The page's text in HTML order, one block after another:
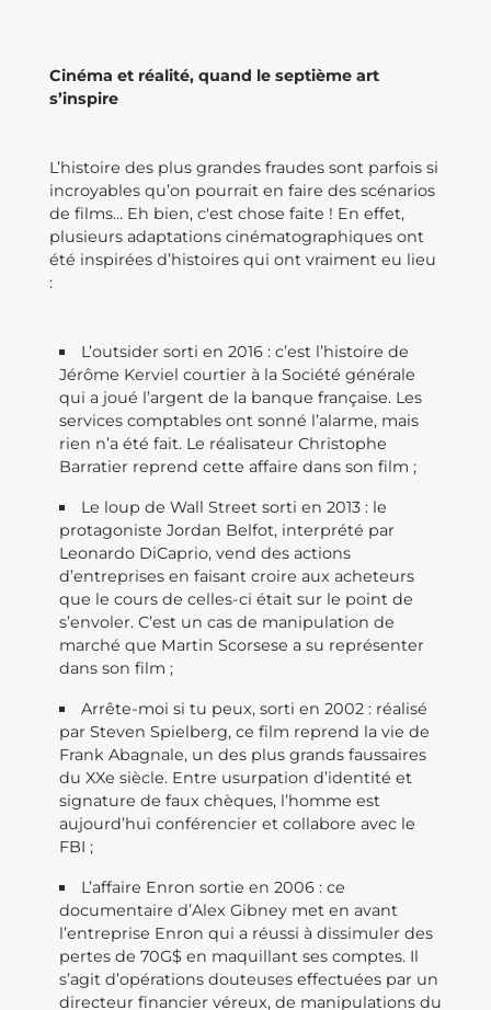
Cinéma et réalité, quand le septième art
s’inspire
L’histoire des plus grandes fraudes sont parfois si
incroyables qu’on pourrait en faire des scénarios
de films… Eh bien, c'est chose faite ! En effet,
plusieurs adaptations cinématographiques ont
été inspirées d’histoires qui ont vraiment eu lieu
:
L’outsider sorti en 2016 : c’est l’histoire de
Jérôme Kerviel courtier à la Société générale
qui a joué l’argent de la banque française. Les
services comptables ont sonné l’alarme, mais
rien n’a été fait. Le réalisateur Christophe
Barratier reprend cette affaire dans son film ;
Le loup de Wall Street sorti en 2013 : le
protagoniste Jordan Belfot, interprété par
Leonardo DiCaprio, vend des actions
d’entreprises en faisant croire aux acheteurs
que le cours de celles-ci était sur le point de
s’envoler. C’est un cas de manipulation de
marché que Martin Scorsese a su représenter
dans son film ;
Arrête-moi si tu peux, sorti en 2002 : réalisé
par Steven Spielberg, ce film reprend la vie de
Frank Abagnale, un des plus grands faussaires
du XXe siècle. Entre usurpation d’identité et
signature de faux chèques, l’homme est
aujourd’hui conférencier et collabore avec le
FBI ;
L’affaire Enron sortie en 2006 : ce
documentaire d’Alex Gibney met en avant
l’entreprise Enron qui a réussi à dissimuler des
pertes de 70G$ en maquillant ses comptes. Il
s’agit d’opérations douteuses effectuées par un
directeur financier véreux, de manipulations du